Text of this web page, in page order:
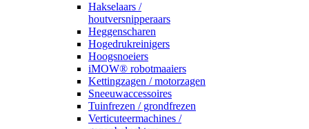
Hakselaars /
houtversnipperaars
Heggenscharen
Hogedrukreinigers
Hoogsnoeiers
iMOW® robotmaaiers
Kettingzagen / motorzagen
Sneeuwaccessoires
Tuinfrezen / grondfrezen
Verticuteermachines /